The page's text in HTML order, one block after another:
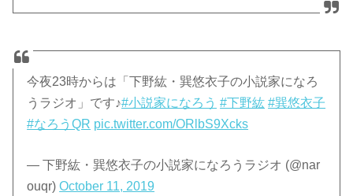
今夜23時からは「下野紘・巽悠衣子の小説家になろ
うラジオ」です♪#小説家になろう #下野紘 #巽悠衣子
#なろうQR pic.twitter.com/ORlbS9Xcks
— 下野紘・巽悠衣子の小説家になろうラジオ (@nar
ouqr)October 11, 2019